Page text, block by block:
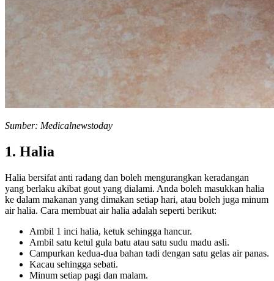
Sumber: Medicalnewstoday
1. Halia
Halia bersifat anti radang dan boleh mengurangkan keradangan
yang berlaku akibat gout yang dialami. Anda boleh masukkan halia
ke dalam makanan yang dimakan setiap hari, atau boleh juga minum
air halia. Cara membuat air halia adalah seperti berikut:
Ambil 1 inci halia, ketuk sehingga hancur.
Ambil satu ketul gula batu atau satu sudu madu asli.
Campurkan kedua-dua bahan tadi dengan satu gelas air panas.
Kacau sehingga sebati.
Minum setiap pagi dan malam.